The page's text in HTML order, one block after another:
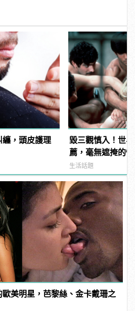
纏，頭皮護理
毀三觀慎入！世
薦，毫無遮掩的
噁心到極致！
生活話題
美明星，芭黎絲、金卡戴珊之